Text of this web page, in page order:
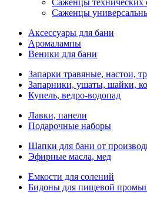
Саженцы технических
Саженцы
Аксессуары для бани
Аромалампы
Веники для бани
Запарки травяные, настои,
Запарники, ушаты, шайки,
Купель, ведро-водопад
Лавки, панели
Подарочные наборы
Шапки для бани от
Эфирные масла, мед
Емкости для солений
Бидоны для пищевой